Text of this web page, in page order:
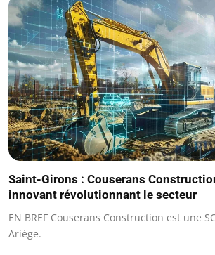
Saint-Girons : Couserans
innovant révolutionnant le secteur
EN BREF Couserans Construction est une
Ariège.